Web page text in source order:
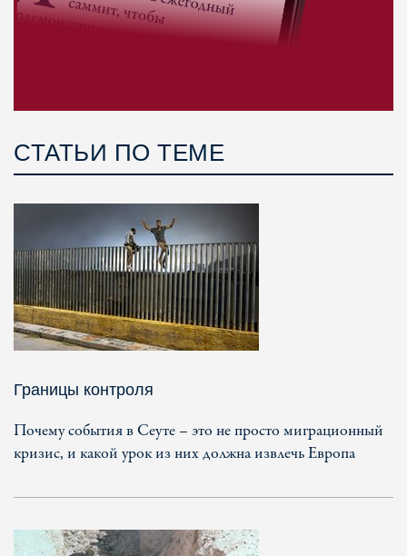
СТАТЬИ ПО ТЕМЕ
Границы контроля
Почему события в Сеуте – это не просто миграционный
кризис, и какой урок из них должна извлечь Европа